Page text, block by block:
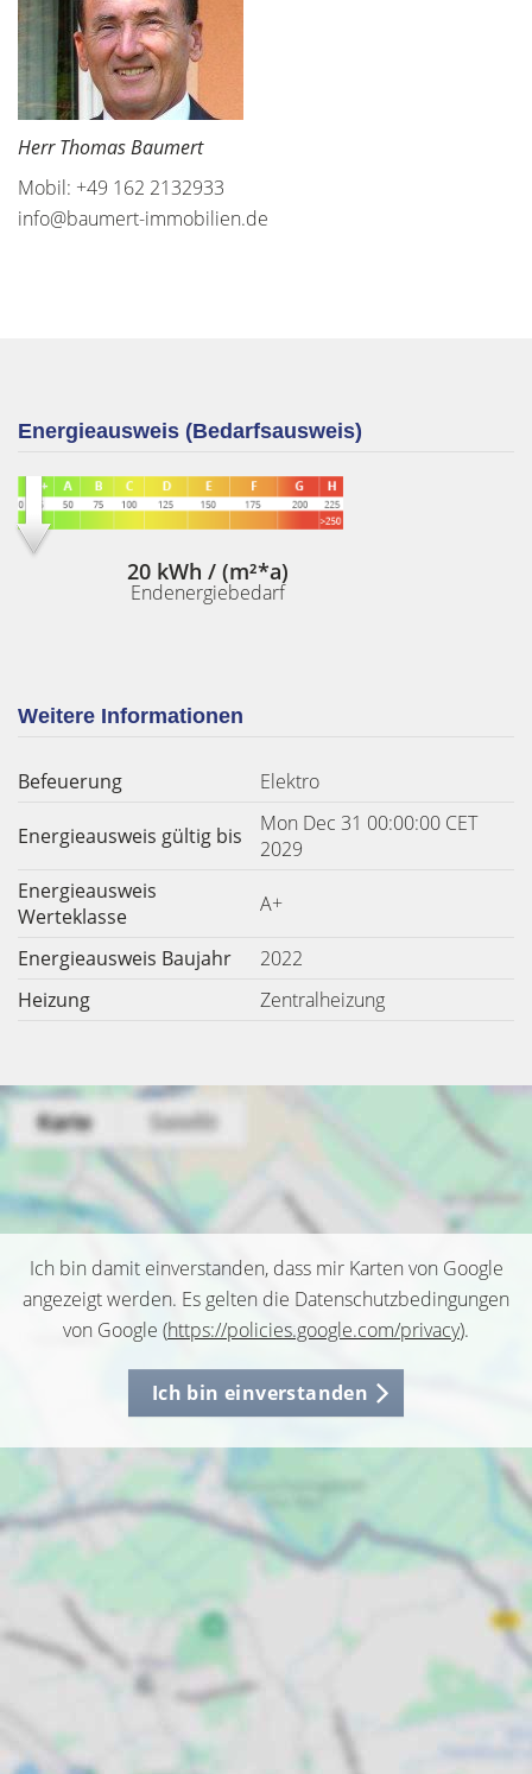
Herr Thomas Baumert
Mobil: +49 162 2132933
info@baumert-immobilien.de
Energieausweis (Bedarfsausweis)
20 kWh / (m²*a)
Endenergiebedarf
Weitere Informationen
Befeuerung Elektro
Energieausweis gültig bis
Mon Dec 31 00:00:00 CET
2029
Energieausweis
Werteklasse
A+
Energieausweis Baujahr
2022
Heizung
Zentralheizung
Ich bin damit einverstanden, dass mir Karten von Google
angezeigt werden. Es gelten die Datenschutzbedingungen
von Google (https://policies.google.com/privacy).
Ich bin einverstanden